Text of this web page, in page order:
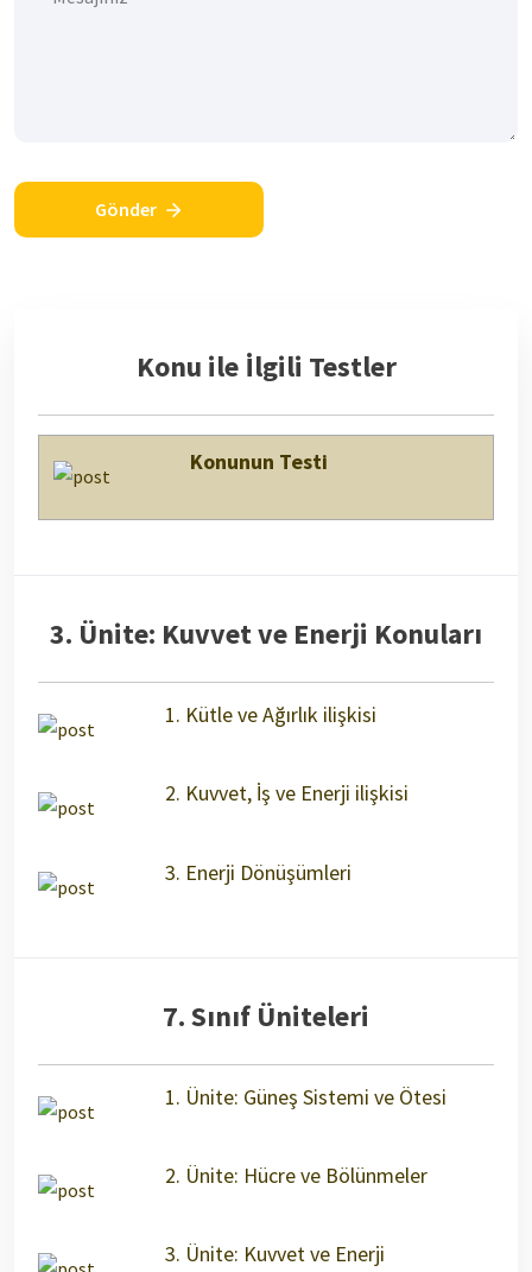
Gönder
Konu ile İlgili Testler
Konunun Testi
3. Ünite: Kuvvet ve Enerji Konuları
1. Kütle ve Ağırlık ilişkisi
2. Kuvvet, İş ve Enerji ilişkisi
3. Enerji Dönüşümleri
7. Sınıf Üniteleri
1. Ünite: Güneş Sistemi ve Ötesi
2. Ünite: Hücre ve Bölünmeler
3. Ünite: Kuvvet ve Enerji